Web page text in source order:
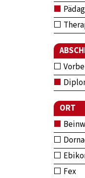
ORT
Fex